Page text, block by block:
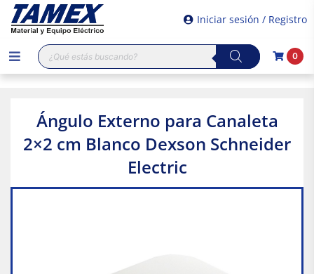
Iniciar sesión / Registro
Búsqueda
de
productos
0
Ángulo Externo para Canaleta
2×2 cm Blanco Dexson Schneider
Electric